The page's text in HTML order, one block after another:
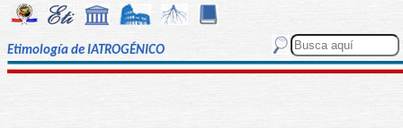
Etimología de IATROGÉNICO